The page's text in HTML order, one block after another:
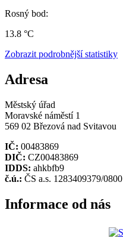
Rosný bod:
13.8 °C
Zobrazit podrobnější statistiky
Adresa
Městský úřad
Moravské náměstí 1
569 02 Březová nad Svitavou
IČ: 00483869
DIČ: CZ00483869
IDDS: ahkbfb9
č.ú.: ČS a.s. 1283409379/0800
Informace od nás